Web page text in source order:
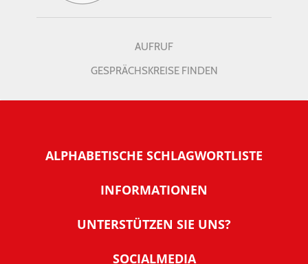
AUFRUF
GESPRÄCHSKREISE FINDEN
ALPHABETISCHE SCHLAGWORTLISTE
INFORMATIONEN
Warum NachDenkSeiten
UNTERSTÜTZEN SIE UNS?
SOCIALMEDIA